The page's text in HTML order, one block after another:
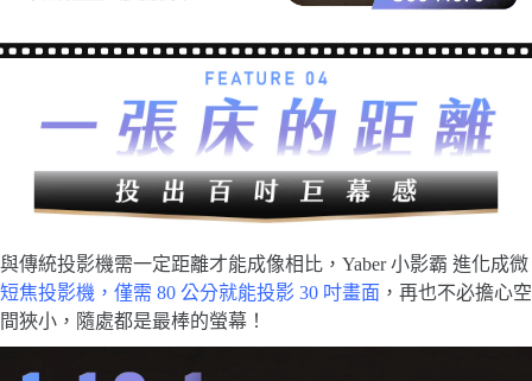
與傳統投影機需一定距離才能成像相比，Yaber 小影霸 進化成微
短焦投影機 ， 僅需 80 公分就能投影 30 吋畫面 ，再也不必擔心空
間狹小，隨處都是最棒的螢幕！